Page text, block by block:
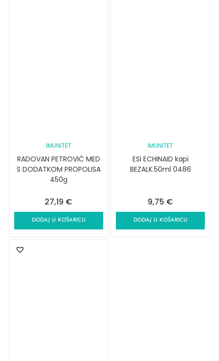
IMUNITET
RADOVAN PETROVIĆ MED
S DODATKOM PROPOLISA
450g
27,19 €
DODAJ U KOŠARICU
IMUNITET
ESI ECHINAID kapi
BEZALK.50ml 0486
9,75 €
DODAJ U KOŠARICU